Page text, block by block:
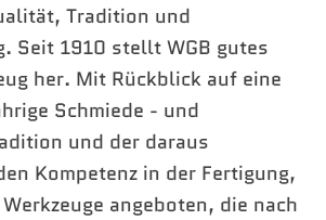
Tradition und
Seit 1910 stellt WGB gutes
her. Mit Rückblick auf eine
Schmiede - und
und der daraus
Kompetenz in der Fertigung,
angeboten, die nach